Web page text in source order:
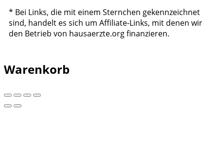
* Bei Links, die mit einem Sternchen gekennzeichnet
sind, handelt es sich um Affiliate-Links, mit denen wir
den Betrieb von hausaerzte.org finanzieren.
Warenkorb